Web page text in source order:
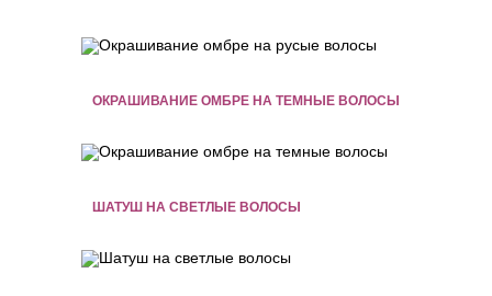
ОКРАШИВАНИЕ ОМБРЕ НА ТЕМНЫЕ ВОЛОСЫ
ШАТУШ НА СВЕТЛЫЕ ВОЛОСЫ